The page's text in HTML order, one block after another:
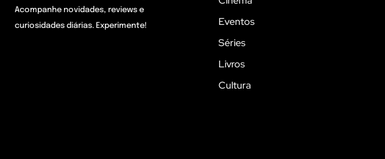
Acompanhe novidades, reviews e
curiosidades diárias. Experimente!
Eventos
Séries
Livros
Cultura